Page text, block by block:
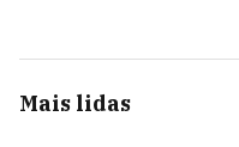
Mais lidas